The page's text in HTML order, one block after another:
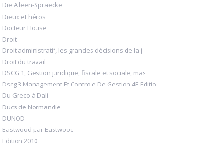
Die Alleen-Spraecke
Dieux et héros
Docteur House
Droit
Droit administratif, les grandes décisions de la j
Droit du travail
DSCG 1, Gestion juridique, fiscale et sociale, mas
Dscg 3 Management Et Controle De Gestion 4E Editio
Du Greco à Dali
Ducs de Normandie
DUNOD
Eastwood par Eastwood
Edition 2010